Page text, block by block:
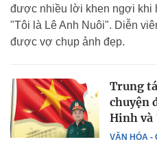
được nhiều lời khen ngợi khi
"Tôi là Lê Anh Nuôi". Diễn
được vợ chụp ảnh đẹp.
VĂN HÓA -
Trung
chuyện
Hinh và